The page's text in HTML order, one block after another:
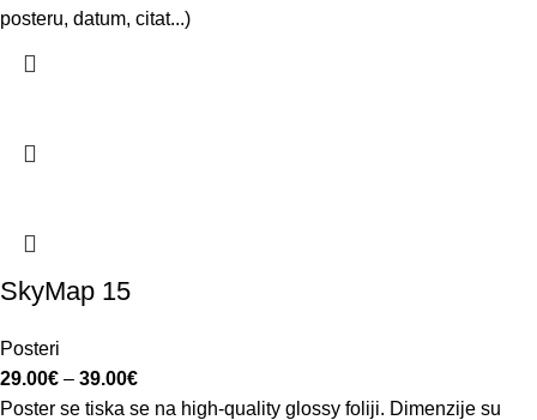
posteru, datum, citat...)
SkyMap 15
Posteri
29.00€ – 39.00€
Poster se tiska se na high-quality glossy foliji. Dimenzije su